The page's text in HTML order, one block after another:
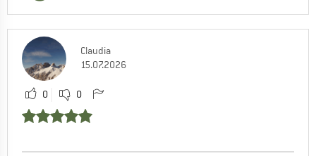
Claudia
15.07.2026
0 0